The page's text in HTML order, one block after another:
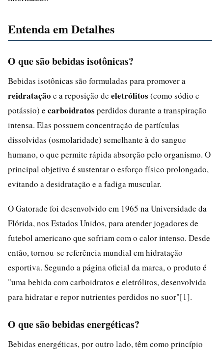
Entenda em Detalhes
O que são bebidas isotônicas?
Bebidas isotônicas são formuladas para promover a
reidratação e a reposição de eletrólitos (como sódio e
potássio) e carboidratos perdidos durante a transpiração
intensa. Elas possuem concentração de partículas
dissolvidas (osmolaridade) semelhante à do sangue
humano, o que permite rápida absorção pelo organismo. O
principal objetivo é sustentar o esforço físico prolongado,
evitando a desidratação e a fadiga muscular.
O Gatorade foi desenvolvido em 1965 na Universidade da
Flórida, nos Estados Unidos, para atender jogadores de
futebol americano que sofriam com o calor intenso. Desde
então, tornou-se referência mundial em hidratação
esportiva. Segundo a página oficial da marca, o produto é
"uma bebida com carboidratos e eletrólitos, desenvolvida
para hidratar e repor nutrientes perdidos no suor"[1].
O que são bebidas energéticas?
Bebidas energéticas, por outro lado, têm como princípio